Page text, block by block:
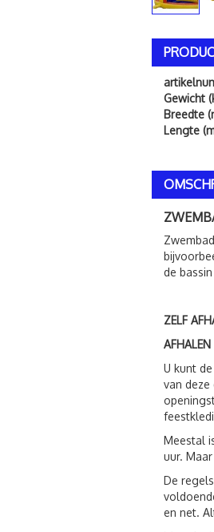
Gewicht
Breedte
Lengte
de
ZELF
AFHALEN
U kunt
van
Meestal
uur.
De
en net.